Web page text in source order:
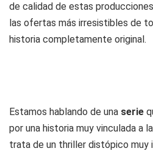
de calidad de estas
las ofertas más irresistibles de
historia completamente original.
Estamos hablando de una serie
por una historia muy vinculada a
trata de un thriller distópico muy